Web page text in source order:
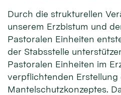
Durch die strukturellen
unserem Erzbistum und
Pastoralen Einheiten
der Stabsstelle
Pastoralen Einheiten im
verpflichtenden Erstellung
Mantelschutzkonzeptes.